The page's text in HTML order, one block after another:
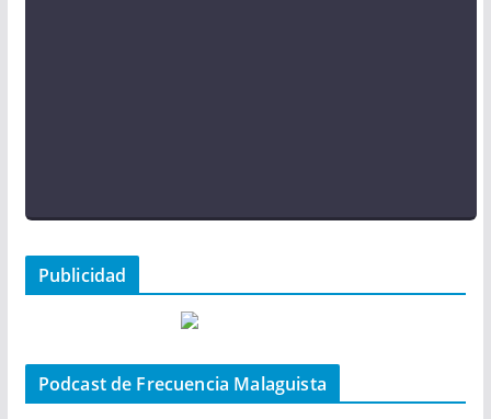
Publicidad
Podcast de Frecuencia Malaguista